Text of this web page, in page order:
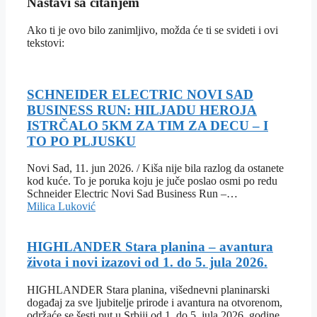
Ako ti je ovo bilo zanimljivo, možda će ti se svideti i ovi
tekstovi:
SCHNEIDER ELECTRIC NOVI SAD
BUSINESS RUN: HILJADU HEROJA
ISTRČALO 5KM ZA TIM ZA DECU – I
TO PO PLJUSKU
Novi Sad, 11. jun 2026. / Kiša nije bila razlog da ostanete
kod kuće. To je poruka koju je juče poslao osmi po redu
Schneider Electric Novi Sad Business Run –…
Milica Luković
HIGHLANDER Stara planina – avantura
života i novi izazovi od 1. do 5. jula 2026.
HIGHLANDER Stara planina, višednevni planinarski
događaj za sve ljubitelje prirode i avantura na otvorenom,